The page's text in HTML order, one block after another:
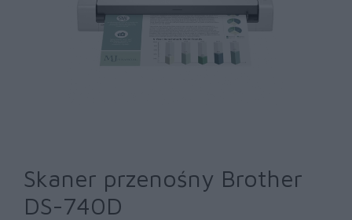
Skaner przenośny Brother
DS-740D